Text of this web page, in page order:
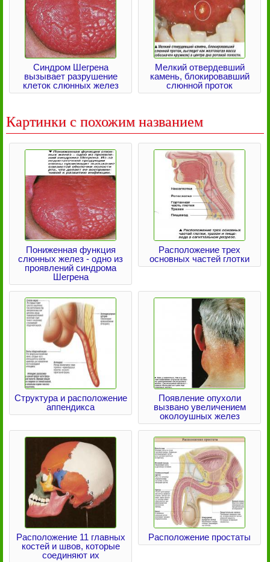
Синдром Шегрена
вызывает разрушение
клеток слюнных желез
Мелкий отвердевший
камень, блокировавший
слюнной проток
Картинки с похожим названием
Пониженная функция
слюнных желез - одно из
проявлений синдрома
Шегрена
Расположение трех
основных частей глотки
Структура и расположение
аппендикса
Появление опухоли
вызвано увеличением
околоушных желез
Расположение 11 главных
костей и швов, которые
соединяют их
Расположение простаты